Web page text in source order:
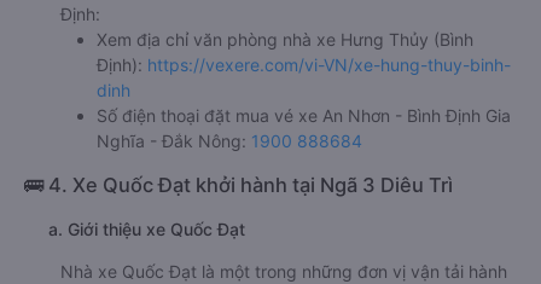
Định:
Xem địa chỉ văn phòng nhà xe Hưng Thủy (Bình
Định): https://vexere.com/vi-VN/xe-hung-thuy-binh-
dinh
Số điện thoại đặt mua vé xe An Nhơn - Bình Định Gia
Nghĩa - Đắk Nông: 1900 888684
🚌 4. Xe Quốc Đạt khởi hành tại Ngã 3 Diêu Trì
a. Giới thiệu xe Quốc Đạt
Nhà xe Quốc Đạt là một trong những đơn vị vận tải hành